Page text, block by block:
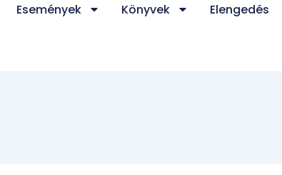
Események Könyvek Elengedés